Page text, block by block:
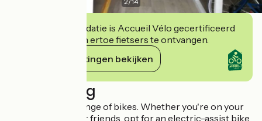
Deze accommodatie is Accueil Vélo gecertificeerd
en verbindt zich ertoe fietsers te ontvangen.
Haar verplichtingen bekijken
Beschrijving
We have a wide range of bikes. Whether you're on your
own, with family or friends, opt for an electric-assist bike